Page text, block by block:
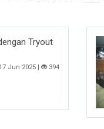
Tryout
17 Jun 2025 | 394